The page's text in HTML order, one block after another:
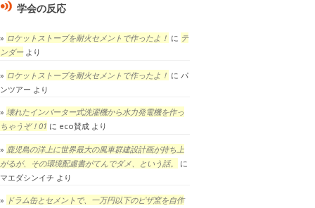
学会の反応
ロケットストーブを耐火セメントで作ったよ！ に テ
ンダーより
ロケットストーブを耐火セメントで作ったよ！ に パ
ンツアー より
壊れたインバーター式洗濯機から水力発電機を作っ
ちゃうぞ！01 に eco賛成 より
鹿児島の洋上に世界最大の風車群建設計画が持ち上
がるが、その環境配慮書がてんでダメ、という話。
に
マエダシンイチ より
ドラム缶とセメントで、一万円以下のピザ窯を自作